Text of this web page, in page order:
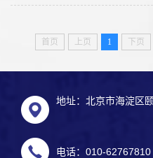
首页 上页 1 下页
地址：北京市海淀区
电话：010-62767810